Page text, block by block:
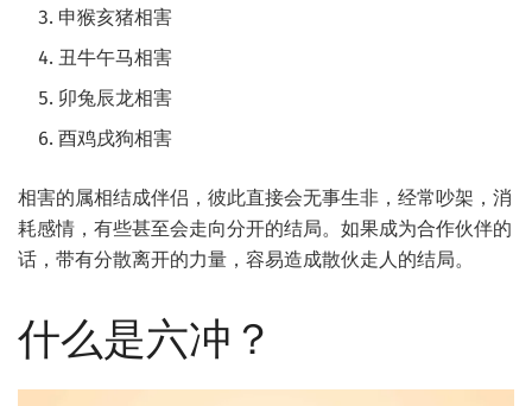
申猴亥猪相害
丑牛午马相害
卯兔辰龙相害
酉鸡戌狗相害
相害的属相结成伴侣，彼此直接会无事生非，经常吵架，消
耗感情，有些甚至会走向分开的结局。如果成为合作伙伴的
话，带有分散离开的力量，容易造成散伙走人的结局。
什么是六冲？